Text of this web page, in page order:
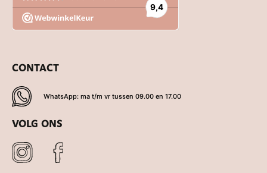
CONTACT
WhatsApp: ma t/m vr tussen 09.00 en 17.00
VOLG ONS